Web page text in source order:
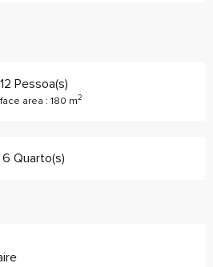
12 Pessoa(s)
area : 180 m2
6 Quarto(s)